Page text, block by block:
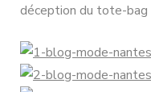
déception du tote-